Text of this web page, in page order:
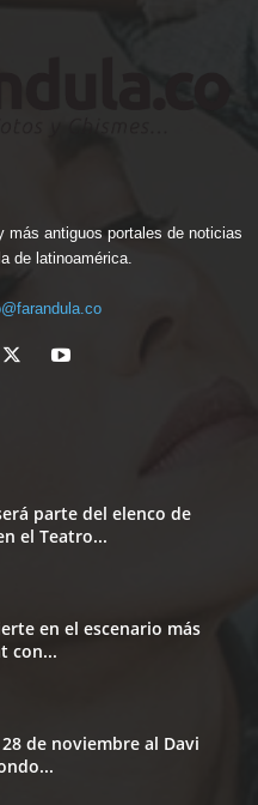
más antiguos portales de noticias
de latinoamérica.
parte del elenco de
el Teatro...
en el escenario más
con...
de noviembre al Davi